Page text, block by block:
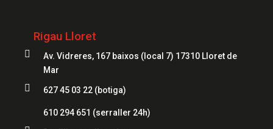
Serrallers Mataró
Serrallers Salt
Caixes Fortes Mataró
Caixes Fortes Figueres
Caixes Fortes Lloret
Rigau Lloret

Av. Vidreres, 167 baixos (local 7) 17310 Lloret de
Mar
 627 45 03 22 (botiga)
610 294 651 (serraller 24h)